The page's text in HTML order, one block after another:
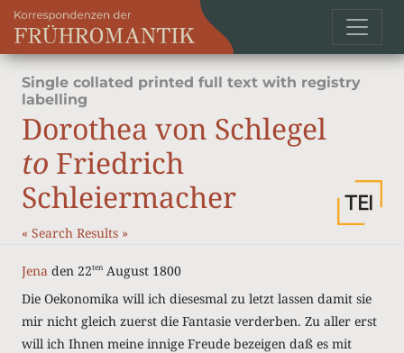
Single collated printed full text with registry
labelling
Dorothea von Schlegel
to Friedrich
Schleiermacher
« Search Results »
Jena den 22ten August 1800
Die Oekonomika will ich diesesmal zu letzt lassen damit sie
mir nicht gleich zuerst die Fantasie verderben. Zu aller erst
will ich Ihnen meine innige Freude bezeigen daß es mit